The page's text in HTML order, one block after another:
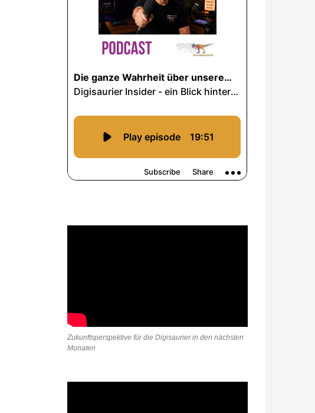
Zukunftsperspektive für die Digisaurier in den nächsten
Monaten